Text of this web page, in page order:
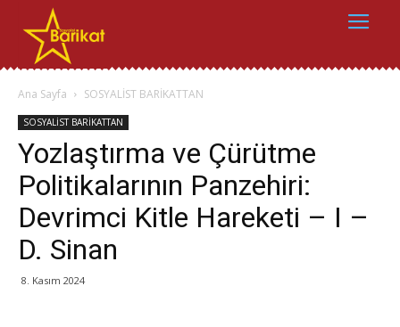
Ana Sayfa SOSYALİST BARİKATTAN
SOSYALİST BARİKATTAN
Yozlaştırma ve Çürütme
Politikalarının Panzehiri:
Devrimci Kitle Hareketi – I –
D. Sinan
8. Kasım 2024